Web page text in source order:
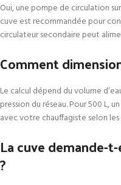
Oui, une pompe de circulation
cuve est recommandée pour
circulateur secondaire peut
Comment
Le calcul dépend du volume
pression du réseau. Pour 500 L,
avec votre chauffagiste selon
La cuve demande-
?